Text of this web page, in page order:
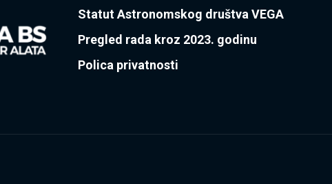
Statut Astronomskog društva VEGA
Pregled rada kroz 2023. godinu
Polica privatnosti